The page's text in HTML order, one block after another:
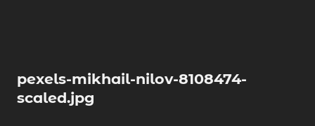
pexels-mikhail-nilov-8108474-
scaled.jpg